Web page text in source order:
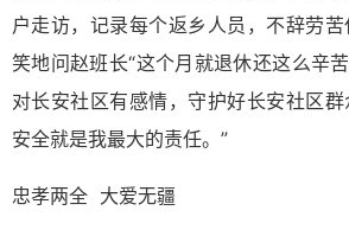
户走访，记录每个返乡人员，不辞劳
笑地问赵班长“这个月就退休还这么辛
对长安社区有感情，守护好长安社区
安全就是我最大的责任。”
忠孝两全 大爱无疆